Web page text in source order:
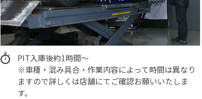
PIT入庫後約1時間～
※車種・混み具合・作業内容によって時間は異なり
ますので詳しくは店舗にてご確認お願いいたしま
す。